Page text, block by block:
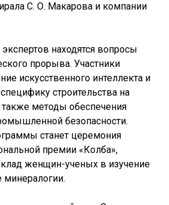
С. О. Макарова и компании
находятся вопросы
прорыва. Участники
искусственного интеллекта и
строительства на
также методы обеспечения
безопасности.
станет церемония
премии «Колба»,
женщин-ученых в изучение
минералогии.